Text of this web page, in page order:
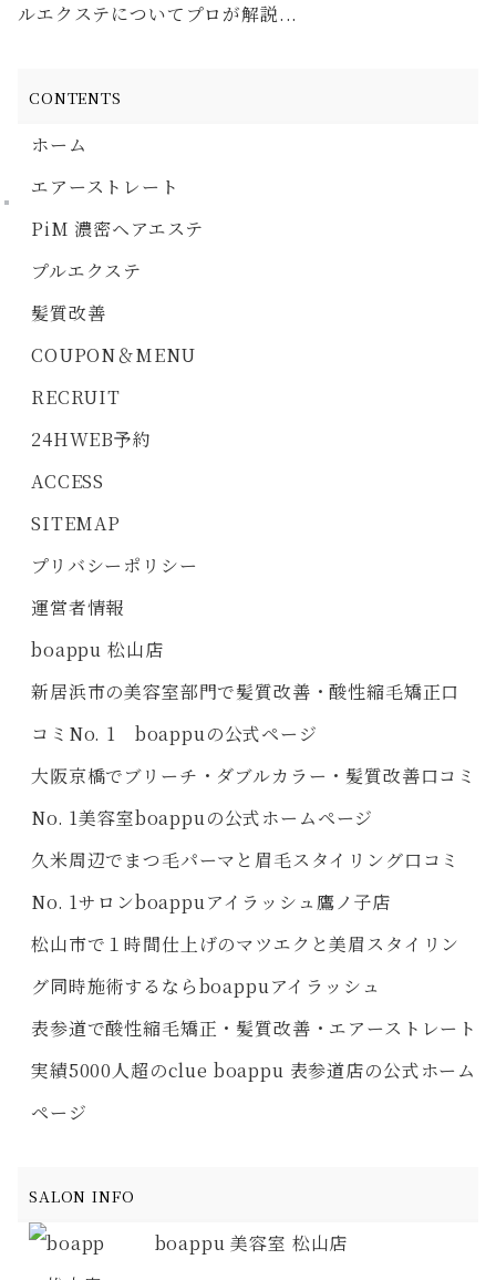
ルエクステについてプロが解説...
CONTENTS
ホーム
エアーストレート
PiM 濃密ヘアエステ
プルエクステ
髪質改善
COUPON＆MENU
RECRUIT
24HWEB予約
ACCESS
SITEMAP
プリバシーポリシー
運営者情報
boappu 松山店
新居浜市の美容室部門で髪質改善・酸性縮毛矯正口
コミNo. 1 boappuの公式ページ
大阪京橋でブリーチ・ダブルカラー・髪質改善口コミ
No. 1美容室boappuの公式ホームページ
久米周辺でまつ毛パーマと眉毛スタイリング口コミ
No. 1サロンboappuアイラッシュ鷹ノ子店
松山市で１時間仕上げのマツエクと美眉スタイリン
グ同時施術するならboappuアイラッシュ
表参道で酸性縮毛矯正・髪質改善・エアーストレート
実績5000人超のclue boappu 表参道店の公式ホーム
ページ
SALON INFO
boappu 美容室 松山店